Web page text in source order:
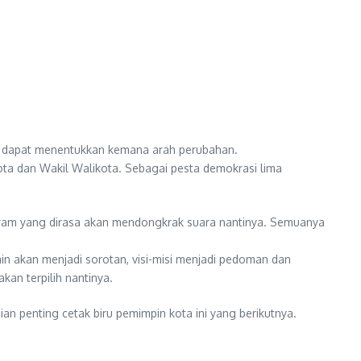
menentukkan kemana arah perubahan.
dan Wakil Walikota. Sebagai pesta demokrasi lima
yang dirasa akan mendongkrak suara nantinya. Semuanya
akan menjadi sorotan, visi-misi menjadi pedoman dan
terpilih nantinya.
penting cetak biru pemimpin kota ini yang berikutnya.